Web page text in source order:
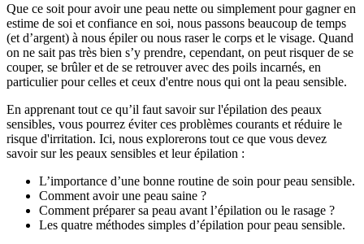
Que ce soit pour avoir une peau nette ou simplement pour gagner en
estime de soi et confiance en soi, nous passons beaucoup de temps
(et d’argent) à nous épiler ou nous raser le corps et le visage. Quand
on ne sait pas très bien s’y prendre, cependant, on peut risquer de se
couper, se brûler et de se retrouver avec des poils incarnés, en
particulier pour celles et ceux d'entre nous qui ont la peau sensible.
En apprenant tout ce qu’il faut savoir sur l'épilation des peaux
sensibles, vous pourrez éviter ces problèmes courants et réduire le
risque d'irritation. Ici, nous explorerons tout ce que vous devez
savoir sur les peaux sensibles et leur épilation :
L’importance d’une bonne routine de soin pour peau sensible.
Comment avoir une peau saine ?
Comment préparer sa peau avant l’épilation ou le rasage ?
Les quatre méthodes simples d’épilation pour peau sensible.